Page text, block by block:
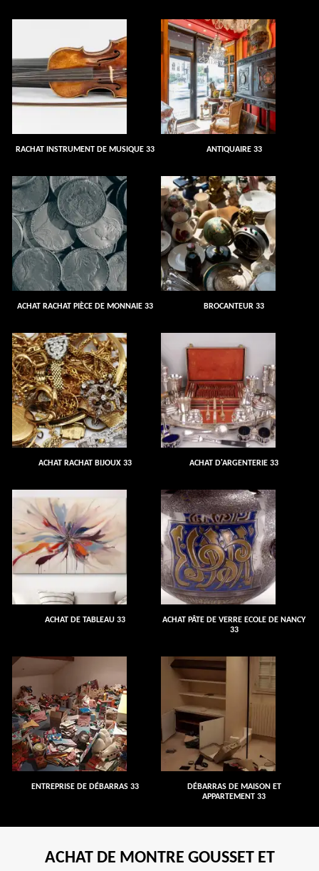
RACHAT INSTRUMENT DE MUSIQUE 33 ANTIQUAIRE 33
ACHAT RACHAT PIÈCE DE MONNAIE 33 BROCANTEUR 33
ACHAT RACHAT BIJOUX 33 ACHAT D'ARGENTERIE 33
ACHAT DE TABLEAU 33
ACHAT PÂTE DE VERRE ECOLE DE NANCY
33
ENTREPRISE DE DÉBARRAS 33
DÉBARRAS DE MAISON ET
APPARTEMENT 33
ACHAT DE MONTRE GOUSSET ET